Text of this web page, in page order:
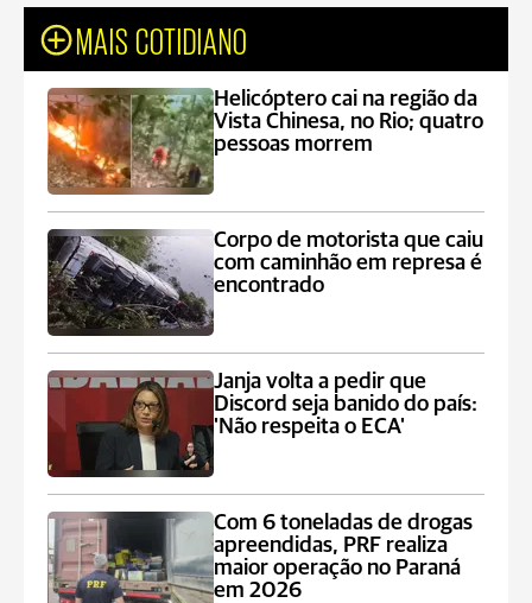
MAIS COTIDIANO
Helicóptero cai na região da
Vista Chinesa, no Rio; quatro
pessoas morrem
Corpo de motorista que caiu
com caminhão em represa é
encontrado
Janja volta a pedir que
Discord seja banido do país:
'Não respeita o ECA'
Com 6 toneladas de drogas
apreendidas, PRF realiza
maior operação no Paraná
em 2026